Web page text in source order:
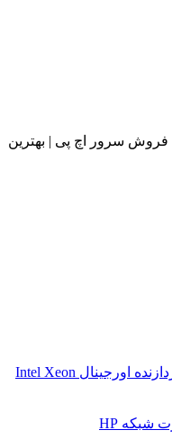
خرید و قیمت CPU سرور HP | پردازنده اورجینال Intel Xeon